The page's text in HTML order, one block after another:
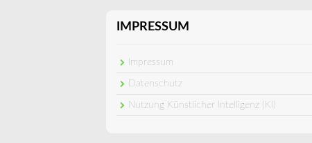
IMPRESSUM
Impressum
Datenschutz
Nutzung Künstlicher Intelligenz (KI)